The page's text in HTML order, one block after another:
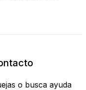
o busca ayuda